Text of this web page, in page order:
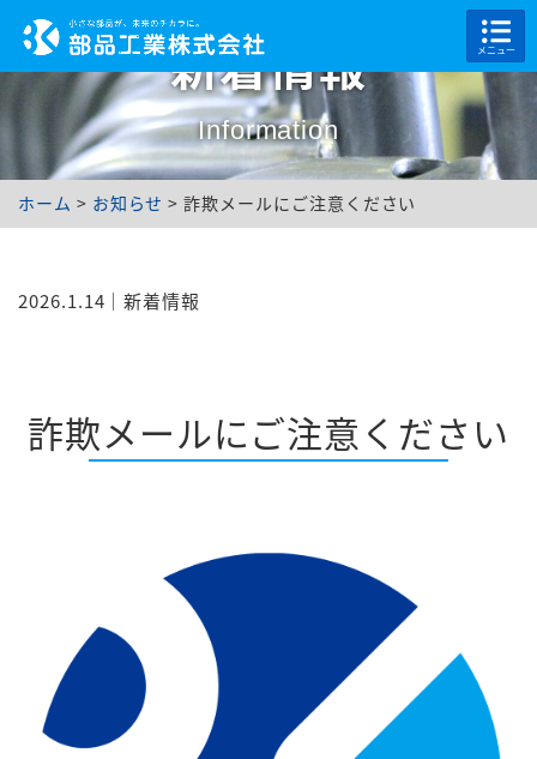
メニュー
新着情報
Information
ホーム > お知らせ >詐欺メールにご注意ください
2026.1.14 ｜新着情報
詐欺メールにご注意ください